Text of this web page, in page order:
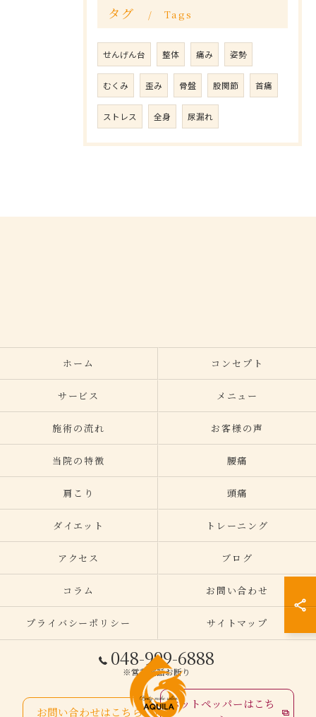
タグ Tags
せんげん台 整体 痛み 姿勢
むくみ 歪み 骨盤 股関節 首痛
ストレス 全身 尿漏れ
048-999-6888
※営業電話お断り
お問い合わせはこちら
ホットペッパーはこち
ホーム コンセプト
サービス メニュー
施術の流れ お客様の声
当院の特徴 腰痛
肩こり 頭痛
ダイエット トレーニング
アクセス ブログ
コラム お問い合わせ
プライバシーポリシー サイトマップ